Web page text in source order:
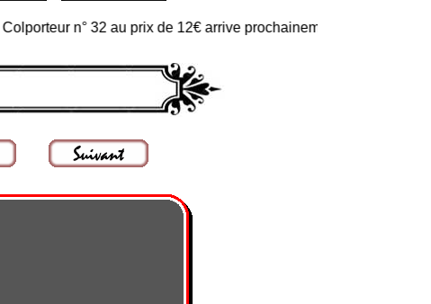
n° 32 au prix de 12€ arrive prochainement dans les points